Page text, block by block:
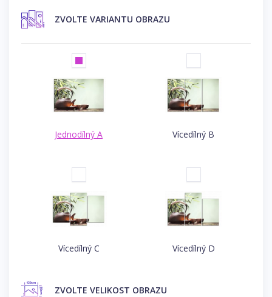
ZVOLTE VARIANTU OBRAZU
Jednodílný A Vícedílný B
Vícedílný C Vícedílný D
ZVOLTE VELIKOST OBRAZU